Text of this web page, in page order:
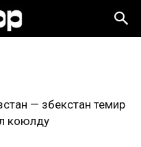
— Өзбекстан темир
коюлду